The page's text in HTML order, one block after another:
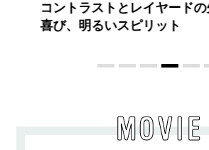
る、ニューモード
MOVIE